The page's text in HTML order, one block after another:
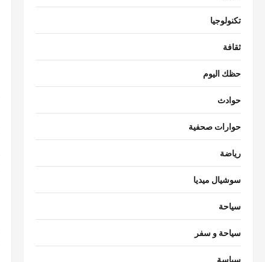
تكنولوجيا
ثقافة
حظك اليوم
حوادث
حوارات صحفية
رياضة
سوشيال ميديا
سياحة
سياحة و سفر
سياسة